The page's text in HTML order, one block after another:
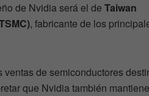
de Nvidia será el de Taiwan
, fabricante de los
de semiconductores
que Nvidia también